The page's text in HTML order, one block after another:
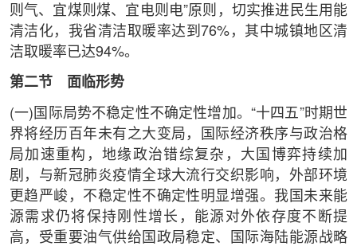
则气、宜煤则煤、宜电则电”原则，切实推进民生用能
清洁化，我省清洁取暖率达到76%，其中城镇地区清
洁取暖率已达94%。
第二节 面临形势
(一)国际局势不稳定性不确定性增加。“十四五”时期世
界将经历百年未有之大变局，国际经济秩序与政治格
局加速重构，地缘政治错综复杂，大国博弈持续加
剧，与新冠肺炎疫情全球大流行交织影响，外部环境
更趋严峻，不稳定性不确定性明显增强。我国未来能
源需求仍将保持刚性增长，能源对外依存度不断提
高，受重要油气供给国政局稳定、国际海陆能源战略